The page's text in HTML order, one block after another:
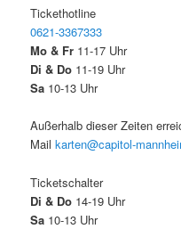
Tickethotline
0621-3367333
Mo & Fr 11-17 Uhr
Di & Do 11-19 Uhr
Sa 10-13 Uhr
Außerhalb dieser Zeiten
Mailkarten@capitol-
Ticketschalter
Di & Do 14-19 Uhr
Sa 10-13 Uhr